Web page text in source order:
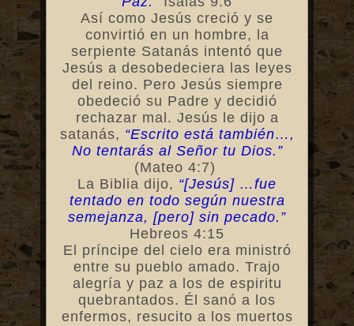
Así como Jesús creció y se
convirtió en un hombre, la
serpiente Satanás intentó que
Jesús a desobedeciera las leyes
del reino. Pero Jesús siempre
obedeció su Padre y decidió
rechazar mal. Jesús le dijo a
satanás, “Escrito está también…,
No tentarás al Señor tu Dios.”
(Mateo 4:7)
La Biblia dijo, “[Jesús] …fue
tentado en todo según nuestra
semejanza, [pero] sin pecado.”
Hebreos 4:15
El príncipe del cielo era ministró
entre su pueblo amado. Trajo
alegría y paz a los de espiritu
quebrantados. Él sanó a los
enfermos, resucito a los muertos